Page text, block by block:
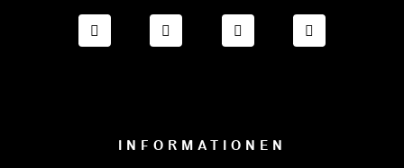
FACEBOOK ONESTO TIGERS BAYREUTH
INSTAGRAM ONESTO TIGERS
TIKTOK ONESTO
INFORMATIONEN